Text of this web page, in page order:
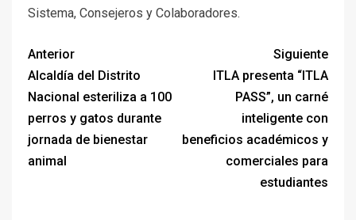
Sistema, Consejeros y Colaboradores.
Anterior
Alcaldía del Distrito
Nacional esteriliza a 100
perros y gatos durante
jornada de bienestar
animal
Siguiente
ITLA presenta “ITLA
PASS”, un carné
inteligente con
beneficios académicos y
comerciales para
estudiantes